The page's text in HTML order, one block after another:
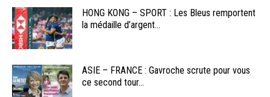
HONG KONG – SPORT : Les Bleus remportent
la médaille d’argent...
ASIE – FRANCE : Gavroche scrute pour vous
ce second tour...